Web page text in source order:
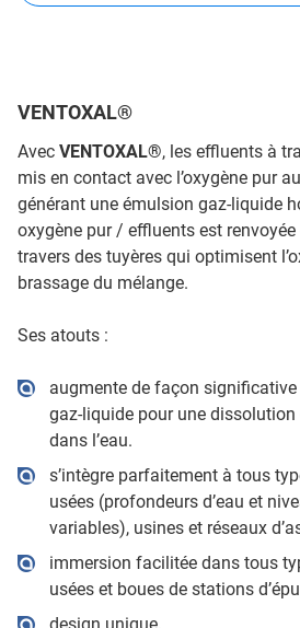
VENTOXAL®
Avec VENTOXAL®, les effluents à
mis en contact avec l’oxygène pur
générant une émulsion gaz-liquide
oxygène pur / effluents est
travers des tuyères qui optimisent
brassage du mélange.
Ses atouts :
augmente de façon
gaz-liquide pour une dissolution
dans l’eau.
s’intègre parfaitement à tous
usées (profondeurs d’eau et
variables), usines et réseaux
immersion facilitée dans tous
usées et boues de stations